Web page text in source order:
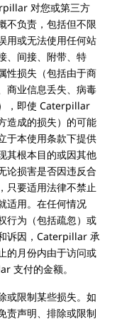
对您或第三方
不负责，包括但不限
用或无法使用任何站
、间接、附带、特
性损失（包括由于商
商业信息丢失、病毒
，即使 Caterpillar
造成的损失）的可能
于本使用条款下提供
其根本目的或因其他
论损害是否因违反合
只要适用法律不禁止
适用。在任何情况
行为（包括疏忽）或
诉因，Caterpillar 承
的月份内由于访问或
支付的金额。
或限制某些损失。如
责声明、排除或限制